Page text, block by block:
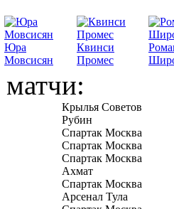
Юра
Мовсисян
Квинси
Промес
Крылья Советов
Рубин
Спартак Москва
Спартак Москва
Спартак Москва
Ахмат
Спартак Москва
Арсенал Тула